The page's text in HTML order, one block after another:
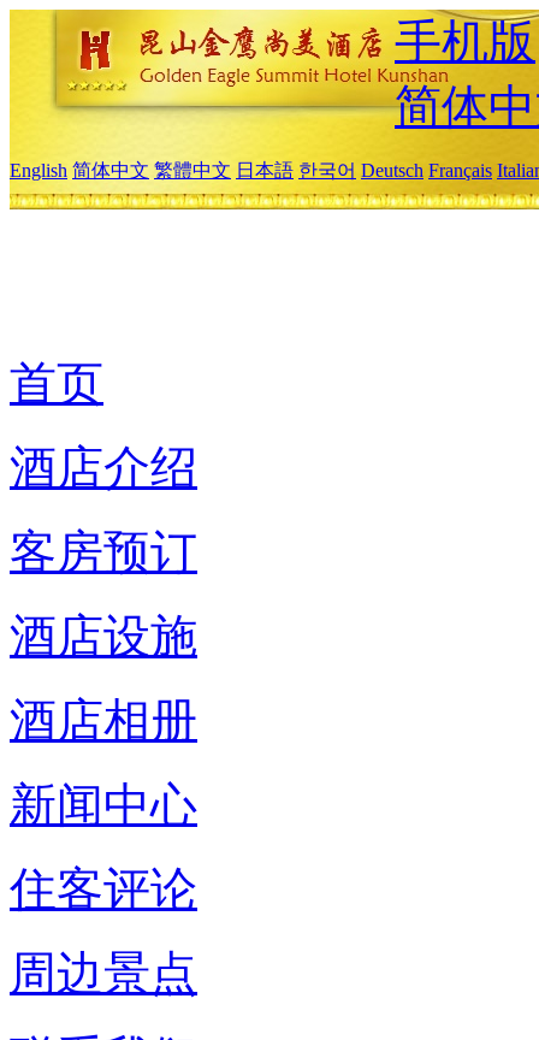
手机版
简体
English 简体中文 繁體中文 日本語 한국어 Deutsch Français
首页
酒店介绍
客房预订
酒店设施
酒店相册
新闻中心
住客评论
周边景点